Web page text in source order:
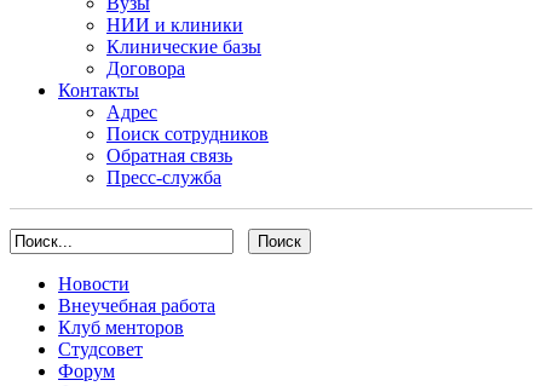
НИИ и клиники
Клинические базы
Договора
Контакты
Адрес
Поиск сотрудников
Обратная связь
Пресс-служба
Новости
Внеучебная работа
Клуб менторов
Студсовет
Форум